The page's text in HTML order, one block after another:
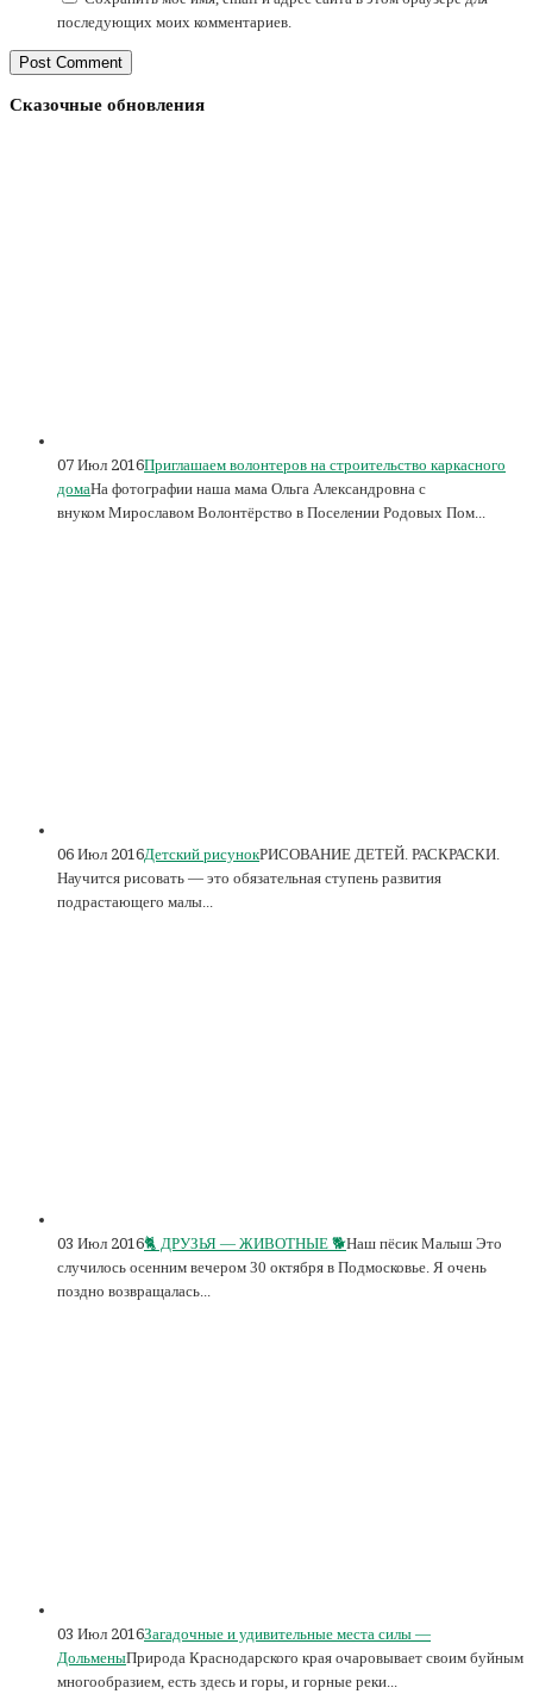
последующих моих комментариев.
Сказочные обновления
07 Июл 2016Приглашаем волонтеров на строительство каркасного
домаНа фотографии наша мама Ольга Александровна с
внуком Мирославом Волонтёрство в Поселении Родовых Пом...
06 Июл 2016Детский рисунокРИСОВАНИЕ ДЕТЕЙ. РАСКРАСКИ.
Научится рисовать — это обязательная ступень развития
подрастающего малы...
03 Июл 2016🐈 ДРУЗЬЯ — ЖИВОТНЫЕ 🐕Наш пёсик Малыш Это
случилось осенним вечером 30 октября в Подмосковье. Я очень
поздно возвращалась...
03 Июл 2016Загадочные и удивительные места силы —
ДольменыПрирода Краснодарского края очаровывает своим буйным
многообразием, есть здесь и горы, и горные реки...